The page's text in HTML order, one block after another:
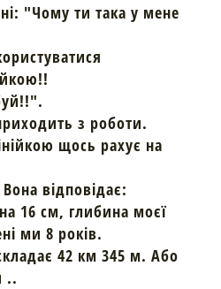
"Чому ти така у мене
з роботи.
щось рахує на
відповідає:
16 см, глибина моєї
ми 8 років.
42 км 345 м. Або
..